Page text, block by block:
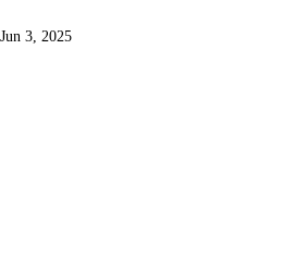
Jun 3, 2025